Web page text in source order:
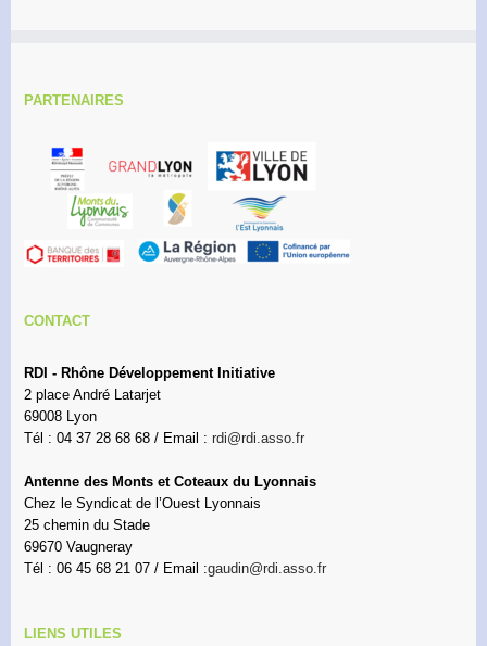
PARTENAIRES
CONTACT
RDI - Rhône Développement Initiative
2 place André Latarjet
69008 Lyon
Tél : 04 37 28 68 68 / Email : rdi@rdi.asso.fr
Antenne des Monts et Coteaux du Lyonnais
Chez le Syndicat de l’Ouest Lyonnais
25 chemin du Stade
69670 Vaugneray
Tél : 06 45 68 21 07 / Email :gaudin@rdi.asso.fr
LIENS UTILES